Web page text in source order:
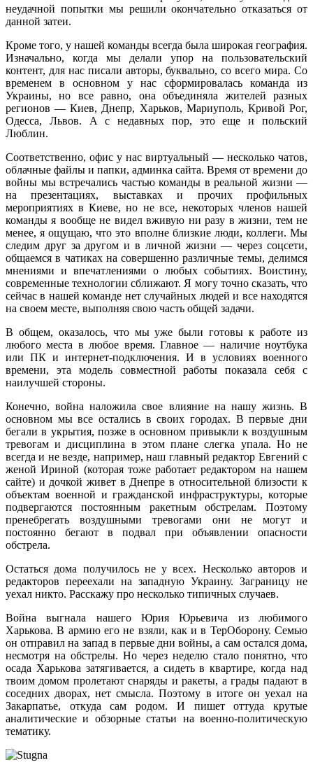
неудачной попытки мы решили окончательно отказаться от
данной затеи.
Кроме того, у нашей команды всегда была широкая география.
Изначально, когда мы делали упор на пользовательский
контент, для нас писали авторы, буквально, со всего мира. Со
временем в основном у нас сформировалась команда из
Украины, но все равно, она объединяла жителей разных
регионов — Киев, Днепр, Харьков, Мариуполь, Кривой Рог,
Одесса, Львов. А с недавных пор, это еще и польский
Люблин.
Соответственно, офис у нас виртуальный — несколько чатов,
облачные файлы и папки, админка сайта. Время от времени до
войны мы встречались частью команды в реальной жизни —
на презентациях, выставках и прочих профильных
мероприятиях в Киеве, но не все, некоторых членов нашей
команды я вообще не видел вживую ни разу в жизни, тем не
менее, я ощущаю, что это вполне близкие люди, коллеги. Мы
следим друг за другом и в личной жизни — через соцсети,
общаемся в чатиках на совершенно различные темы, делимся
мнениями и впечатлениями о любых событиях. Воистину,
современные технологии сближают. Я могу точно сказать, что
сейчас в нашей команде нет случайных людей и все находятся
на своем месте, выполняя свою часть общей задачи.
В общем, оказалось, что мы уже были готовы к работе из
любого места в любое время. Главное — наличие ноутбука
или ПК и интернет-подключения. И в условиях военного
времени, эта модель совместной работы показала себя с
наилучшей стороны.
Конечно, война наложила свое влияние на нашу жизнь. В
основном мы все остались в своих городах. В первые дни
бегали в укрытия, позже в основном привыкли к воздушным
тревогам и дисциплина в этом плане слегка упала. Но не
всегда и не везде, например, наш главный редактор Евгений с
женой Ириной (которая тоже работает редактором на нашем
сайте) и дочкой живет в Днепре в относительной близости к
объектам военной и гражданской инфраструктуры, которые
подвергаются постоянным ракетным обстрелам. Поэтому
пренебрегать воздушными тревогами они не могут и
постоянно бегают в подвал при объявлении опасности
обстрела.
Остаться дома получилось не у всех. Несколько авторов и
редакторов переехали на западную Украину. Заграницу не
уехал никто. Расскажу про несколько типичных случаев.
Война выгнала нашего Юрия Юрьевича из любимого
Харькова. В армию его не взяли, как и в ТерОборону. Семью
он отправил на запад в первые дни войны, а сам остался дома,
несмотря на обстрелы. Но через неделю стало понятно, что
осада Харькова затягивается, а сидеть в квартире, когда над
твоим домом пролетают снаряды и ракеты, а грады падают в
соседних дворах, нет смысла. Поэтому в итоге он уехал на
Закарпатье, откуда сам родом. И пишет оттуда крутые
аналитические и обзорные статьи на военно-политическую
тематику.